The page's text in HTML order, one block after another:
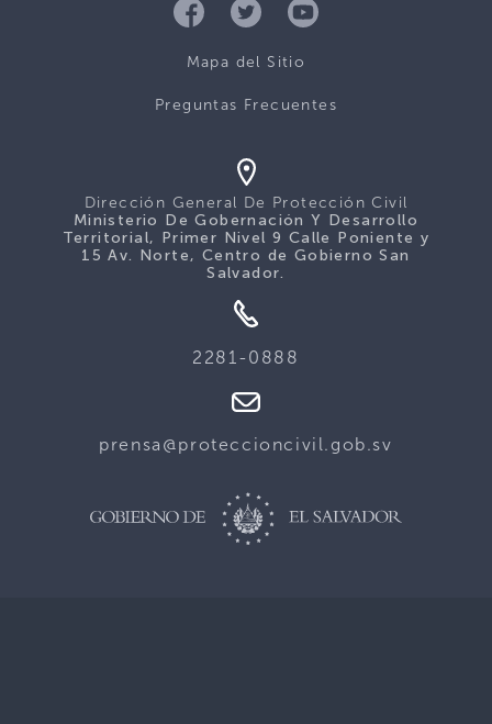
Mapa del Sitio
Preguntas Frecuentes
Dirección General De Protección Civil
Ministerio De Gobernación Y Desarrollo
Territorial, Primer Nivel 9 Calle Poniente y
15 Av. Norte, Centro de Gobierno San
Salvador.
2281-0888
prensa@proteccioncivil.gob.sv